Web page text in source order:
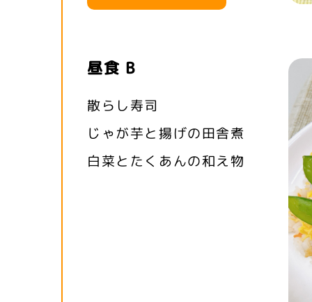
昼食 B
散らし寿司
じゃが芋と揚げの田舎煮
白菜とたくあんの和え物